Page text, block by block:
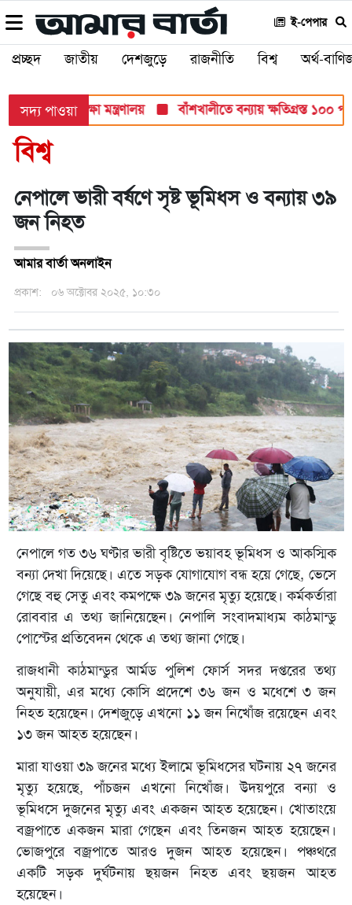
ই-পেপার
প্রচ্ছদ জাতীয় দেশজুড়ে রাজনীতি বিশ্ব অর্থ-
সদ্য পাওয়া
পরীক্ষায়: শিক্ষা মন্ত্রণালয় বাঁশখালীতে বন্যায় ক্ষতিগ্রস্ত ১০০
বিশ্ব
নেপালে ভারী বর্ষণে সৃষ্ট ভূমিধস ও বন্যায় ৩৯
জন নিহত
আমার বার্তা অনলাইন
প্রকাশ: ০৬ অক্টোবর ২০২৫, ১০:৩০
নেপালে গত ৩৬ ঘণ্টার ভারী বৃষ্টিতে ভয়াবহ ভূমিধস ও আকস্মিক
বন্যা দেখা দিয়েছে। এতে সড়ক যোগাযোগ বন্ধ হয়ে গেছে, ভেসে
গেছে বহু সেতু এবং কমপক্ষে ৩৯ জনের মৃত্যু হয়েছে। কর্মকর্তারা
রোববার এ তথ্য জানিয়েছেন। নেপালি সংবাদমাধ্যম কাঠমান্ডু
পোস্টের প্রতিবেদন থেকে এ তথ্য জানা গেছে।
রাজধানী কাঠমান্ডুর আর্মড পুলিশ ফোর্স সদর দপ্তরের তথ্য
অনুযায়ী, এর মধ্যে কোসি প্রদেশে ৩৬ জন ও মধেশে ৩ জন
নিহত হয়েছেন। দেশজুড়ে এখনো ১১ জন নিখোঁজ রয়েছেন এবং
১৩ জন আহত হয়েছেন।
মারা যাওয়া ৩৯ জনের মধ্যে ইলামে ভূমিধসের ঘটনায় ২৭ জনের
মৃত্যু হয়েছে, পাঁচজন এখনো নিখোঁজ। উদয়পুরে বন্যা ও
ভূমিধসে দুজনের মৃত্যু এবং একজন আহত হয়েছেন। খোতাংয়ে
বজ্রপাতে একজন মারা গেছেন এবং তিনজন আহত হয়েছেন।
ভোজপুরে বজ্রপাতে আরও দুজন আহত হয়েছেন। পঞ্চথরে
একটি সড়ক দুর্ঘটনায় ছয়জন নিহত এবং ছয়জন আহত
হয়েছেন।